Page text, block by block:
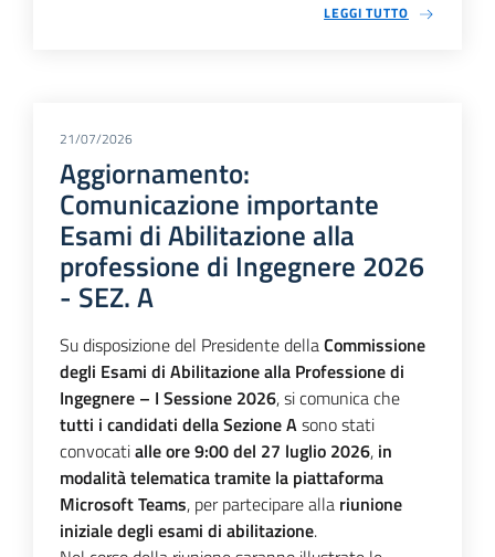
LEGGI TUTTO
21/07/2026
Aggiornamento:
Comunicazione importante
Esami di Abilitazione alla
professione di Ingegnere 2026
- SEZ. A
Su disposizione del Presidente dellaCommissione
degli Esami di Abilitazione alla Professione di
Ingegnere – I Sessione 2026, si comunica che
tutti i candidati della Sezione Asono stati
convocatialle ore 9:00 del 27 luglio 2026, in
modalità telematica tramite la piattaforma
Microsoft Teams, per partecipare alla riunione
iniziale degli esami di abilitazione.